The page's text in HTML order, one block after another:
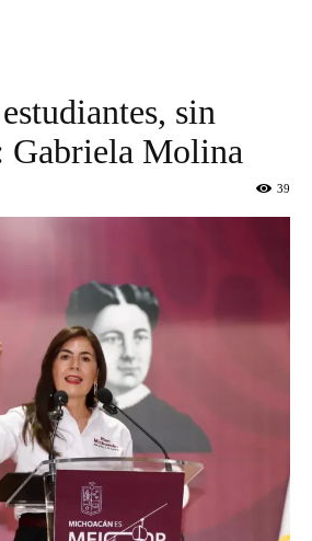
sin
Gabriela Molina
39